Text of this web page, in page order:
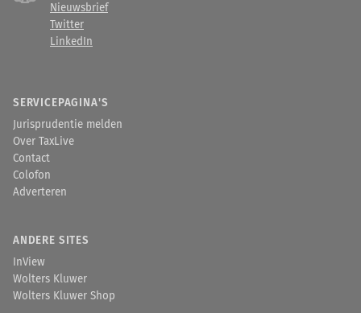
Nieuwsbrief
Twitter
LinkedIn
SERVICEPAGINA'S
Jurisprudentie melden
Over TaxLive
Contact
Colofon
Adverteren
ANDERE SITES
InView
Wolters Kluwer
Wolters Kluwer Shop